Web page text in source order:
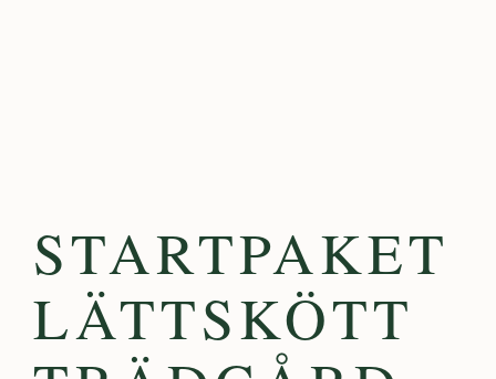
STARTPAKET
LÄTTSKÖTT